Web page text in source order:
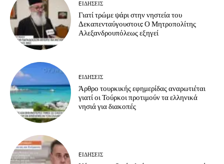
EΙΔΗΣΕΙΣ
Γιατί τρώμε ψάρι στην νηστεία του
Δεκαπενταύγουστου; Ο Μητροπολίτης
Αλεξανδρουπόλεως εξηγεί
EΙΔΗΣΕΙΣ
Άρθρο τουρκικής εφημερίδας αναρωτιέται
γιατί οι Τούρκοι προτιμούν τα ελληνικά
νησιά για διακοπές
EΙΔΗΣΕΙΣ